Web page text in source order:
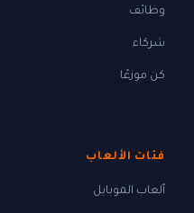
وظائف
شركاء
كن موزعًا
فئات الألعاب
ألعاب الموبايل